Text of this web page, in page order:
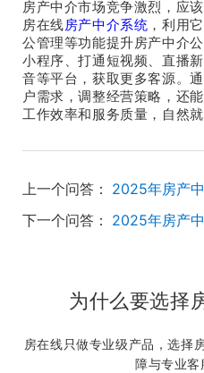
房产中介市场竞争激烈，应
房在线房产中介系统 ，利用
公管理等功能提升房产中介
小程序、打通短视频、直播
音等平台，获取更多客源。
户需求，调整经营策略，还
工作效率和服务质量，自然
上一个问答：
下一个问答：
为什么要选择
房在线只做专业级产品，选择
障与专业客